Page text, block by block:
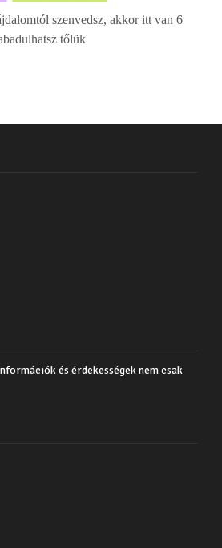
szenvedsz, akkor itt van 6
tőlük
és érdekességek nem csak